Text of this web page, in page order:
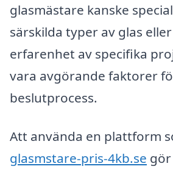
glasmästare kanske
särskilda typer av glas
erfarenhet av specifika
vara avgörande faktorer
beslutprocess.
Att använda en plattform
glasmstare-pris-4kb.se